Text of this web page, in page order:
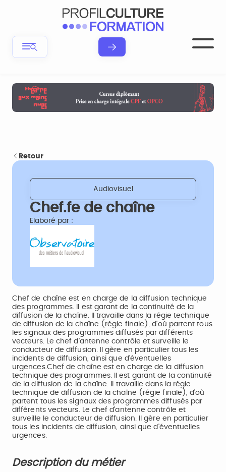
Retour
Audiovisuel
Chef.fe de chaîne
Elaboré par :
Chef de chaîne est en charge de la diffusion technique
des programmes. Il est garant de la continuité de la
diffusion de la chaîne. Il travaille dans la régie technique
de diffusion de la chaîne (régie finale), d'où partent tous
les signaux des programmes diffusés par différents
vecteurs. Le chef d'antenne contrôle et surveille le
conducteur de diffusion. Il gère en particulier tous les
incidents de diffusion, ainsi que d'éventuelles
urgences.Chef de chaîne est en charge de la diffusion
technique des programmes. Il est garant de la continuité
de la diffusion de la chaîne. Il travaille dans la régie
technique de diffusion de la chaîne (régie finale), d'où
partent tous les signaux des programmes diffusés par
différents vecteurs. Le chef d'antenne contrôle et
surveille le conducteur de diffusion. Il gère en particulier
tous les incidents de diffusion, ainsi que d'éventuelles
urgences.
Description du métier